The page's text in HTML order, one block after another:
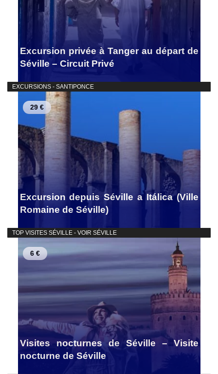
Excursion privée à Tanger au départ de
Séville – Circuit Privé
EXCURSIONS - SANTIPONCE
29 €
Excursion depuis Séville a Itálica (Ville
Romaine de Séville)
TOP VISITES SÉVILLE - VOIR SÉVILLE
6 €
Visites nocturnes de Séville – Visite
nocturne de Séville